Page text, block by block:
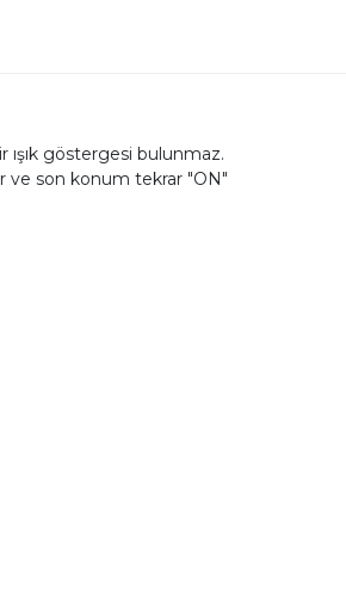
ışık göstergesi bulunmaz.
ve son konum tekrar "ON"